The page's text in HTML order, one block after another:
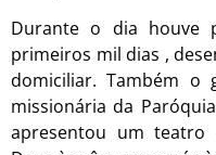
Durante o dia houve
primeiros mil dias ,
domiciliar. Também o
missionária da
apresentou um teatro